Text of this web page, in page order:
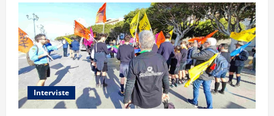
E
ARTE:
“RITRATTO
DI
GIULIA
LAMA”,
L’AUTRICE
PATRIZIA
CASTAGNOLI
AL
MUSEO
PEPOLI
DI
Interviste